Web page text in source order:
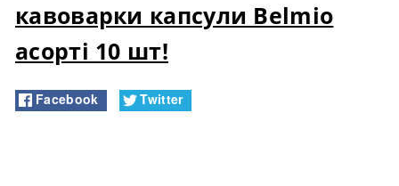
кавоварки капсули Belmio
асорті 10 шт!
Facebook Twitter